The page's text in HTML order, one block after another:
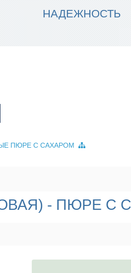
МЫ
НАДЕЖНОСТЬ
ПЮРЕ С САХАРОМ
- ПЮРЕ С